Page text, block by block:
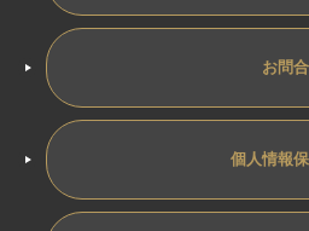
お問
個人情報